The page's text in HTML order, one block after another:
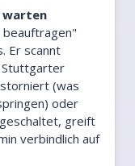
warten
beauftragen"
Er scannt
Stuttgarter
(was
oder
greift
verbindlich auf